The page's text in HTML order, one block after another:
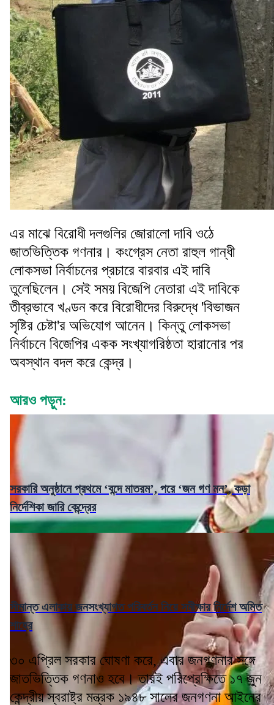
এর মাঝে বিরোধী দলগুলির জোরালো দাবি ওঠে
জাতভিত্তিক গণনার। কংগ্রেস নেতা রাহুল গান্ধী
লোকসভা নির্বাচনের প্রচারে বারবার এই দাবি
তুলেছিলেন। সেই সময় বিজেপি নেতারা এই দাবিকে
তীব্রভাবে খণ্ডন করে বিরোধীদের বিরুদ্ধে 'বিভাজন
সৃষ্টির চেষ্টা'র অভিযোগ আনেন। কিন্তু লোকসভা
নির্বাচনে বিজেপির একক সংখ্যাগরিষ্ঠতা হারানোর পর
অবস্থান বদল করে কেন্দ্র।
আরও পড়ুন:
সরকারি অনুষ্ঠানে প্রথমে ‘বন্দে মাতরম’, পরে ‘জন গণ মন’, কড়া
নির্দেশিকা জারি কেন্দ্রের
সীমান্ত এলাকায় জনসংখ্যাগত পরিবর্তন নিয়ে সমীক্ষার নির্দেশ অমিত
শাহের
৩০ এপ্রিল সরকার ঘোষণা করে, এবার জনগণনার সঙ্গে
জাতভিত্তিক গণনাও হবে। তারই পরিপ্রেক্ষিতে ১৭ জুন
কেন্দ্রীয় স্বরাষ্ট্র মন্ত্রক ১৯৪৮ সালের জনগণনা আইনের